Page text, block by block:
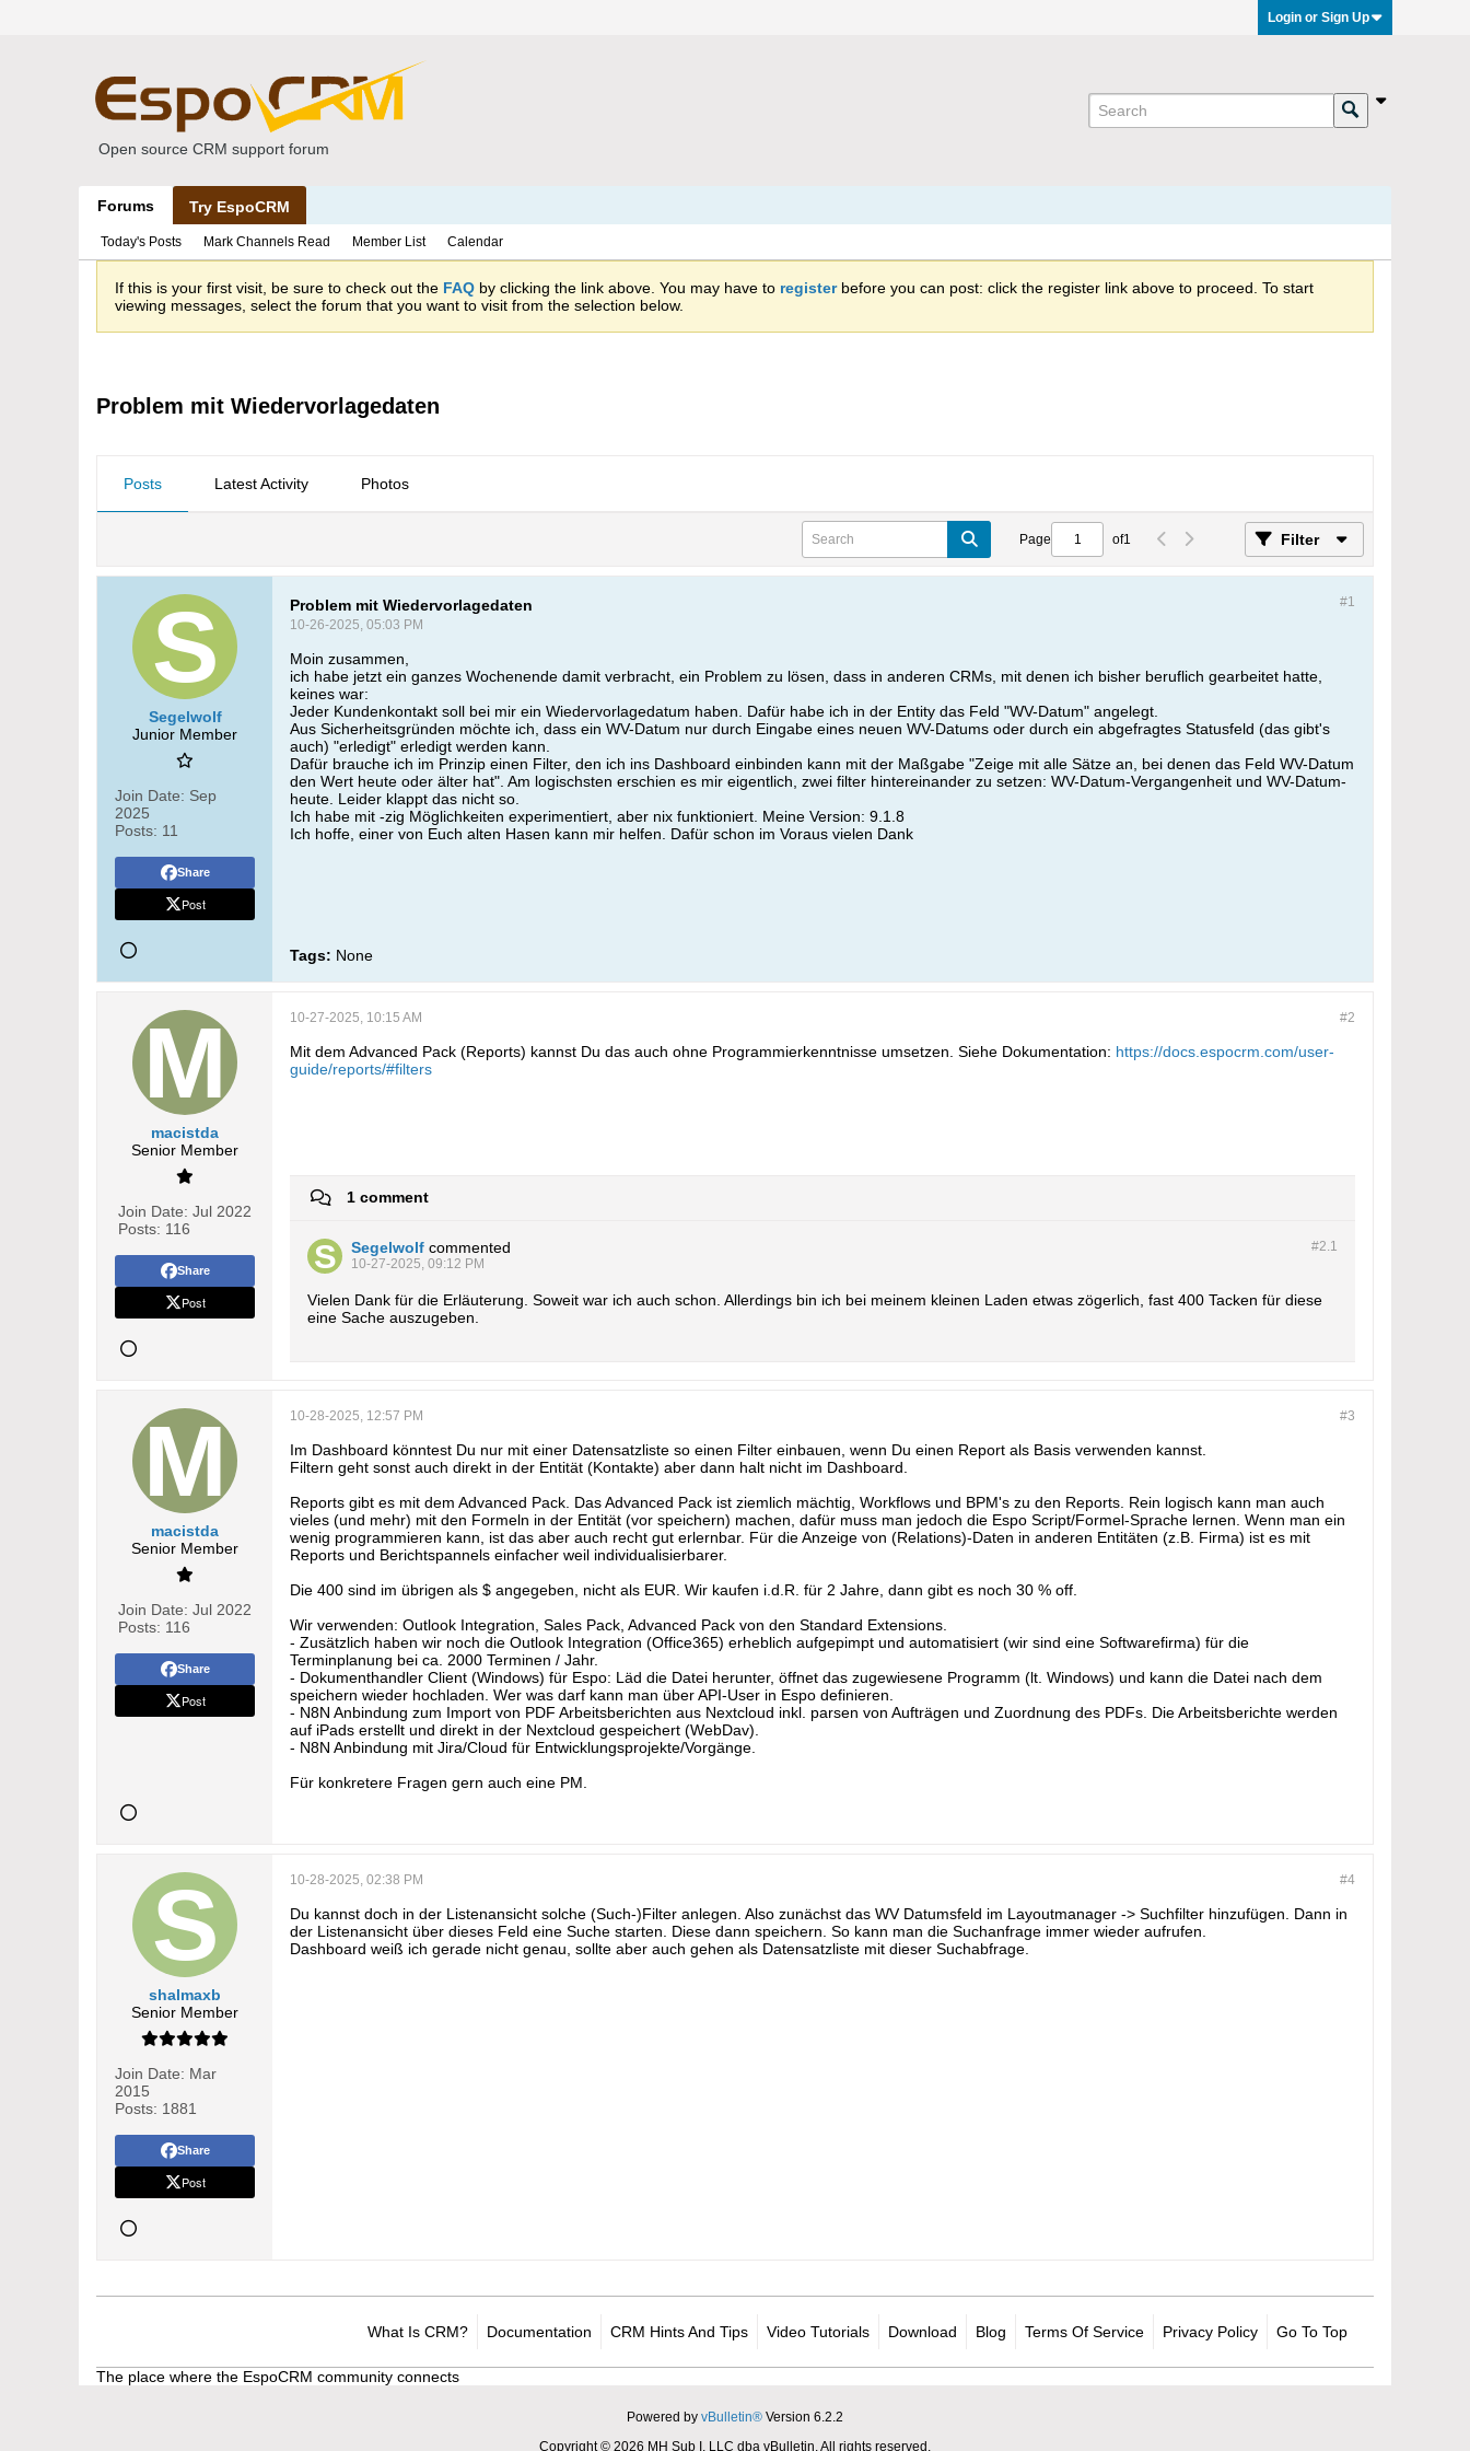
Login or Sign Up
Open source CRM support forum
Forums Try EspoCRM
Today's Posts Mark Channels Read Member List Calendar
If this is your first visit, be sure to check out the FAQ by clicking the link above. You may have to registerbefore you can post: click the register link above to proceed. To start
viewing messages, select the forum that you want to visit from the selection below.
Problem mit Wiedervorlagedaten
Posts Latest Activity Photos
Page of1 Filter
Segelwolf
Junior Member
Join Date: Sep
2025
Posts: 11
Share
Post
#1
Problem mit Wiedervorlagedaten
10-26-2025, 05:03 PM
Moin zusammen,
ich habe jetzt ein ganzes Wochenende damit verbracht, ein Problem zu lösen, dass in anderen CRMs, mit denen ich bisher beruflich gearbeitet hatte,
keines war:
Jeder Kundenkontakt soll bei mir ein Wiedervorlagedatum haben. Dafür habe ich in der Entity das Feld "WV-Datum" angelegt.
Aus Sicherheitsgründen möchte ich, dass ein WV-Datum nur durch Eingabe eines neuen WV-Datums oder durch ein abgefragtes Statusfeld (das gibt's
auch) "erledigt" erledigt werden kann.
Dafür brauche ich im Prinzip einen Filter, den ich ins Dashboard einbinden kann mit der Maßgabe "Zeige mit alle Sätze an, bei denen das Feld WV-Datum
den Wert heute oder älter hat". Am logischsten erschien es mir eigentlich, zwei filter hintereinander zu setzen: WV-Datum-Vergangenheit und WV-Datum-
heute. Leider klappt das nicht so.
Ich habe mit -zig Möglichkeiten experimentiert, aber nix funktioniert. Meine Version: 9.1.8
Ich hoffe, einer von Euch alten Hasen kann mir helfen. Dafür schon im Voraus vielen Dank
Tags: None
macistda
Senior Member
Join Date: Jul 2022
Posts: 116
Share
Post
#2
10-27-2025, 10:15 AM
Mit dem Advanced Pack (Reports) kannst Du das auch ohne Programmierkenntnisse umsetzen. Siehe Dokumentation: https://docs.espocrm.com/user-
guide/reports/#filters
1 comment
#2.1
Segelwolf commented
10-27-2025, 09:12 PM
Vielen Dank für die Erläuterung. Soweit war ich auch schon. Allerdings bin ich bei meinem kleinen Laden etwas zögerlich, fast 400 Tacken für diese
eine Sache auszugeben.
macistda
Senior Member
Join Date: Jul 2022
Posts: 116
Share
Post
#3
10-28-2025, 12:57 PM
Im Dashboard könntest Du nur mit einer Datensatzliste so einen Filter einbauen, wenn Du einen Report als Basis verwenden kannst.
Filtern geht sonst auch direkt in der Entität (Kontakte) aber dann halt nicht im Dashboard.
Reports gibt es mit dem Advanced Pack. Das Advanced Pack ist ziemlich mächtig, Workflows und BPM's zu den Reports. Rein logisch kann man auch
vieles (und mehr) mit den Formeln in der Entität (vor speichern) machen, dafür muss man jedoch die Espo Script/Formel-Sprache lernen. Wenn man ein
wenig programmieren kann, ist das aber auch recht gut erlernbar. Für die Anzeige von (Relations)-Daten in anderen Entitäten (z.B. Firma) ist es mit
Reports und Berichtspannels einfacher weil individualisierbarer.
Die 400 sind im übrigen als $ angegeben, nicht als EUR. Wir kaufen i.d.R. für 2 Jahre, dann gibt es noch 30 % off.
Wir verwenden: Outlook Integration, Sales Pack, Advanced Pack von den Standard Extensions.
- Zusätzlich haben wir noch die Outlook Integration (Office365) erheblich aufgepimpt und automatisiert (wir sind eine Softwarefirma) für die
Terminplanung bei ca. 2000 Terminen / Jahr.
- Dokumenthandler Client (Windows) für Espo: Läd die Datei herunter, öffnet das zugewiesene Programm (lt. Windows) und kann die Datei nach dem
speichern wieder hochladen. Wer was darf kann man über API-User in Espo definieren.
- N8N Anbindung zum Import von PDF Arbeitsberichten aus Nextcloud inkl. parsen von Aufträgen und Zuordnung des PDFs. Die Arbeitsberichte werden
auf iPads erstellt und direkt in der Nextcloud gespeichert (WebDav).
- N8N Anbindung mit Jira/Cloud für Entwicklungsprojekte/Vorgänge.
Für konkretere Fragen gern auch eine PM.
shalmaxb
Senior Member
Join Date: Mar
2015
Posts: 1881
Share
Post
#4
10-28-2025, 02:38 PM
Du kannst doch in der Listenansicht solche (Such-)Filter anlegen. Also zunächst das WV Datumsfeld im Layoutmanager -> Suchfilter hinzufügen. Dann in
der Listenansicht über dieses Feld eine Suche starten. Diese dann speichern. So kann man die Suchanfrage immer wieder aufrufen.
Dashboard weiß ich gerade nicht genau, sollte aber auch gehen als Datensatzliste mit dieser Suchabfrage.
What Is CRM? Documentation CRM Hints And Tips Video Tutorials Download Blog Terms Of Service Privacy Policy Go To Top
The place where the EspoCRM community connects
Powered by vBulletin® Version 6.2.2
Copyright © 2026 MH Sub I, LLC dba vBulletin. All rights reserved.